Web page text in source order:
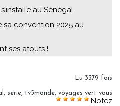
au Sénégal
sa convention 2025 au
ses atouts !
Lu 3379 fois
serie tv5monde voyages vert vous
Notez